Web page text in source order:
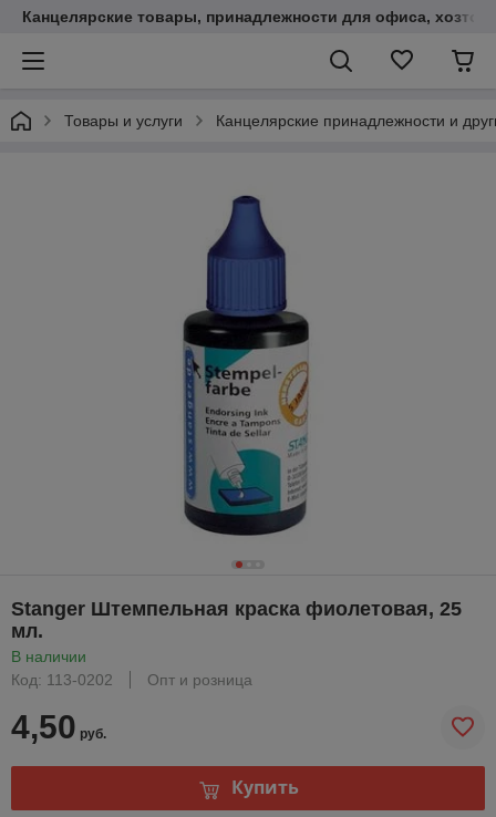
Канцелярские товары, принадлежности для офиса,
Товары и услуги Канцелярские принадлежности и
Stanger Штемпельная краска фиолетовая, 25
мл.
В наличии
Код: 113-0202
Опт и розница
4,50 руб.
Купить